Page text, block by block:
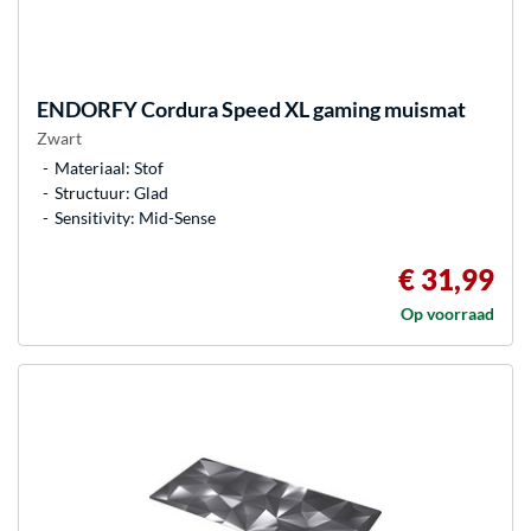
ENDORFYCordura Speed XL gaming muismat
Zwart
Materiaal: Stof
Structuur: Glad
Sensitivity: Mid-Sense
€ 31,99
Op voorraad